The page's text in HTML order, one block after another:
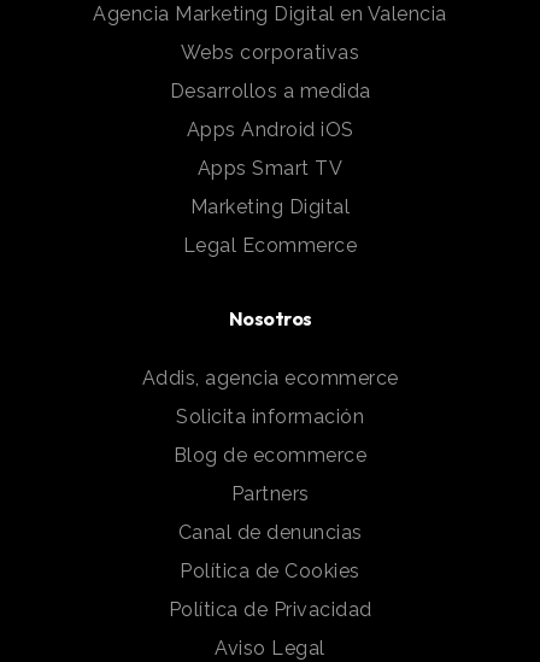
Agencia Marketing Digital en Valencia
Webs corporativas
Desarrollos a medida
Apps Android iOS
Apps Smart TV
Marketing Digital
Legal Ecommerce
Nosotros
Addis, agencia ecommerce
Solicita información
Blog de ecommerce
Partners
Canal de denuncias
Política de Cookies
Política de Privacidad
Aviso Legal